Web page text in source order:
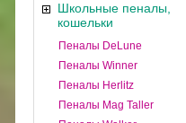
Школьные пеналы,
кошельки
Пеналы DeLune
Пеналы Winner
Пеналы Herlitz
Пеналы Mag Taller